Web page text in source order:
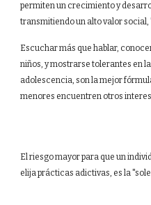
permiten un crecimiento y
transmitiendo un alto valor social,
Escuchar más que hablar,
niños, y mostrarse tolerantes en
adolescencia, son la mejor
menores encuentren otros
El riesgo mayor para que un
elija prácticas adictivas, es la